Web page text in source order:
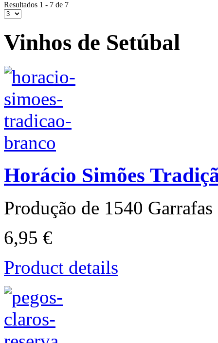
Resultados 1 - 7 de 7
Vinhos de Setúbal
Horácio Simões
Produção de 1540
6,95 €
Product details